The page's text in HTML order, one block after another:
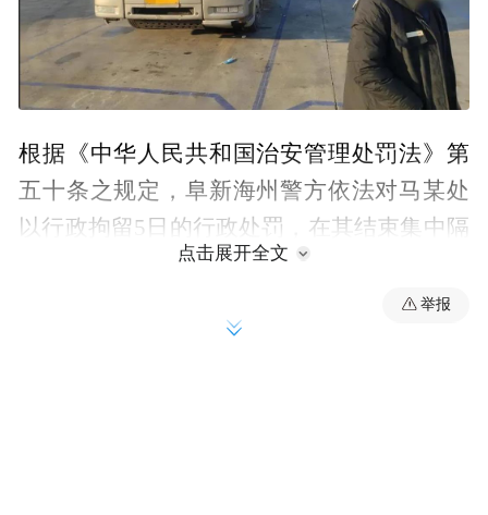
根据《中华人民共和国治安管理处罚法》第
五十条之规定，阜新海州警方依法对马某处
以行政拘留5日的行政处罚，在其结束集中隔
离医学观察后执行。程某被处以行政拘留5日
点击展开全文
举报